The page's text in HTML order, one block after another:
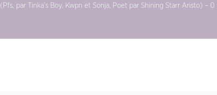
(Pfs, par Tinka’s Boy, Kwpn et Sonja, Poet par Shining Starr Aristo) – 0